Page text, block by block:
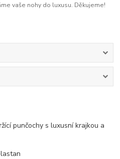
vaše nohy do luxusu. Děkujeme!
punčochy s luxusní krajkou a